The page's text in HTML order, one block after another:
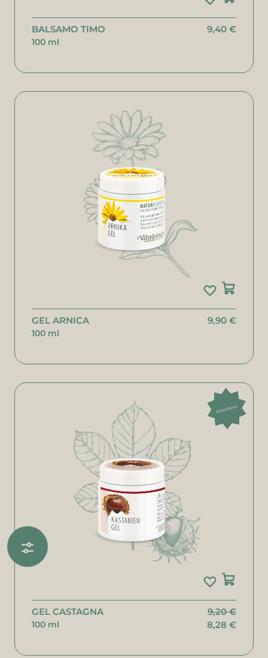
BALSAMO TIMO
100 ml
9,40 €
GEL ARNICA
100 ml
9,90 €
PROMOZIONE
GEL CASTAGNA
100 ml
9,20 €
8,28 €